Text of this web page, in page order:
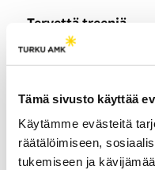
Tämä sivusto käyttää
Käytämme evästeitä
räätälöimiseen,
tukemiseen ja
Tervettä treeniä
Suurimmilta
on onneksi
”Minulla on jaloissa
rasitusta, mutta kun
niin särky vähenee.”